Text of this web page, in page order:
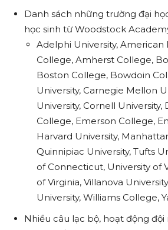
Danh sách những trường đại
học sinh từ Woodstock
Adelphi University,
College, Amherst College,
Boston College, Bowdoin
University, Carnegie Mellon
University, Cornell
College, Emerson College,
Harvard University,
Quinnipiac University, Tufts
of Connecticut, University of
of Virginia, Villanova
University, Williams College,
Nhiều câu lạc bộ, hoạt động